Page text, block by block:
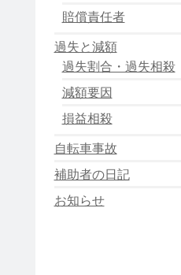
賠償責任者
過失と減額
過失割合・過失相殺
減額要因
損益相殺
自転車事故
補助者の日記
お知らせ